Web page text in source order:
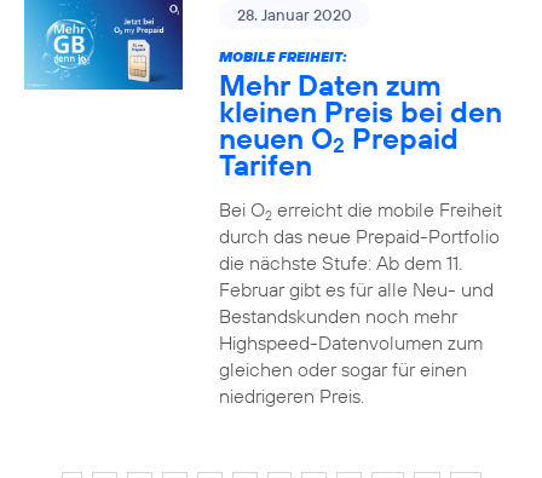
28. Januar 2020
MOBILE FREIHEIT:
Mehr Daten zum
kleinen Preis bei den
neuen O2 Prepaid
Tarifen
Bei O2erreicht die mobile Freiheit
durch das neue Prepaid-Portfolio
die nächste Stufe: Ab dem 11.
Februar gibt es für alle Neu- und
Bestandskunden noch mehr
Highspeed-Datenvolumen zum
gleichen oder sogar für einen
niedrigeren Preis.